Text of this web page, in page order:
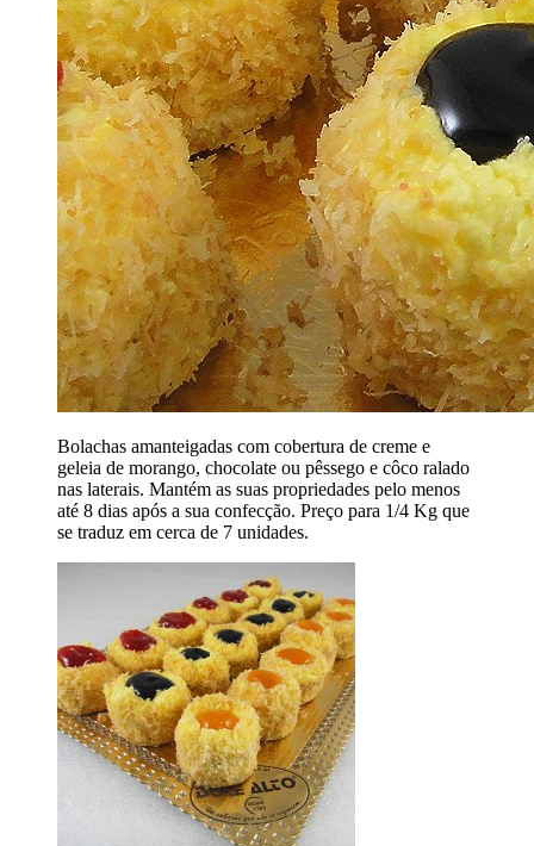
Bolachas amanteigadas com cobertura de creme e
geleia de morango, chocolate ou pêssego e côco ralado
nas laterais. Mantém as suas propriedades pelo menos
até 8 dias após a sua confecção. Preço para 1/4 Kg que
se traduz em cerca de 7 unidades.